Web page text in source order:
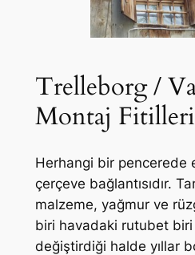
Trelleborg /
Montaj Fitilleri
Herhangi bir pencerede
çerçeve bağlantısıdır.
malzeme, yağmur ve
biri havadaki rutubet biri
değiştirdiği halde yıllar